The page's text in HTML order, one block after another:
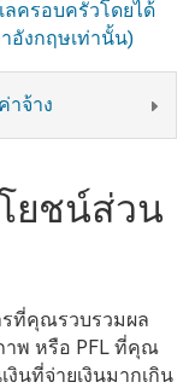
ลครอบครัวโดยได้
อังกฤษเท่านั้น)
าจ้าง
ยชน์ส่วน
รที่คุณรวบรวมผล
าพ หรือ PFL ที่คุณ
นที่จ่ายเงินมากเกิน